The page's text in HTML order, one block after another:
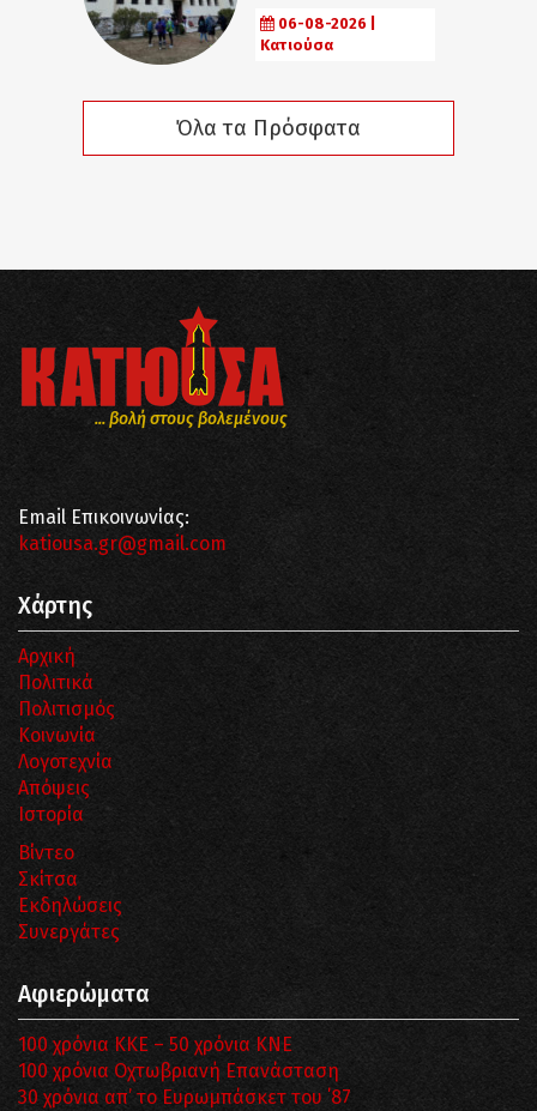
06-08-2026 |
Κατιούσα
Όλα τα Πρόσφατα
... βολή στους βολεμένους
Email Επικοινωνίας:
katiousa.gr@gmail.com
Χάρτης
Αρχική
Πολιτικά
Πολιτισμός
Κοινωνία
Λογοτεχνία
Απόψεις
Ιστορία
Βίντεο
Σκίτσα
Εκδηλώσεις
Συνεργάτες
Αφιερώματα
100 χρόνια ΚΚΕ – 50 χρόνια ΚΝΕ
100 χρόνια Οχτωβριανή Επανάσταση
30 χρόνια απ’ το Ευρωμπάσκετ του ΄87